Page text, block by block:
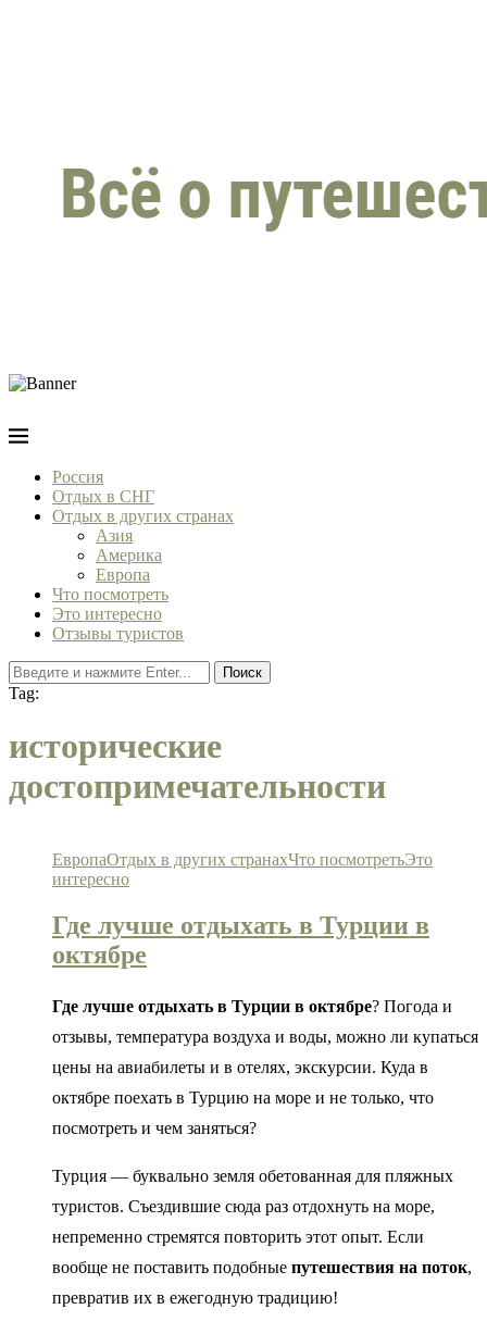
Россия
Отдых в СНГ
Отдых в других странах
Азия
Америка
Европа
Что посмотреть
Это интересно
Отзывы туристов
Поиск
Tag:
исторические
достопримечательности
ЕвропаОтдых в других странахЧто посмотретьЭто
интересно
Где лучше отдыхать в Турции в
октябре
Где лучше отдыхать в Турции в октябре? Погода и
отзывы, температура воздуха и воды, можно ли купаться
цены на авиабилеты и в отелях, экскурсии. Куда в
октябре поехать в Турцию на море и не только, что
посмотреть и чем заняться?
Турция — буквально земля обетованная для пляжных
туристов. Съездившие сюда раз отдохнуть на море,
непременно стремятся повторить этот опыт. Если
вообще не поставить подобные путешествия на поток,
превратив их в ежегодную традицию!